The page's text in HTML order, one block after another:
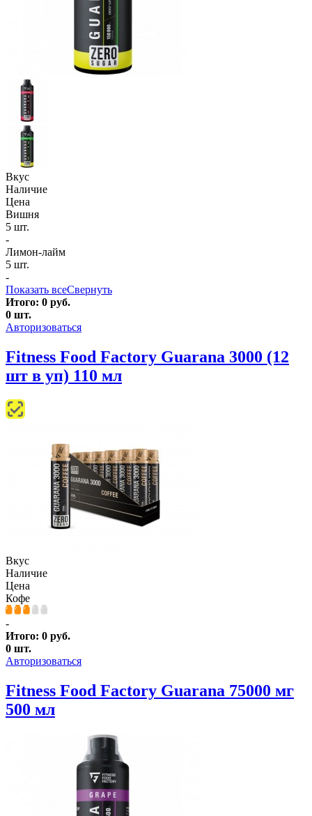
Вкус
Наличие
Цена
Вишня
5 шт.
-
Лимон-лайм
5 шт.
-
Показать всеСвернуть
Итого: 0 руб.
0 шт.
Авторизоваться
Fitness Food Factory Guarana 3000 (12
шт в уп) 110 мл
Вкус
Наличие
Цена
Кофе
-
Итого: 0 руб.
0 шт.
Авторизоваться
Fitness Food Factory Guarana 75000 мг
500 мл